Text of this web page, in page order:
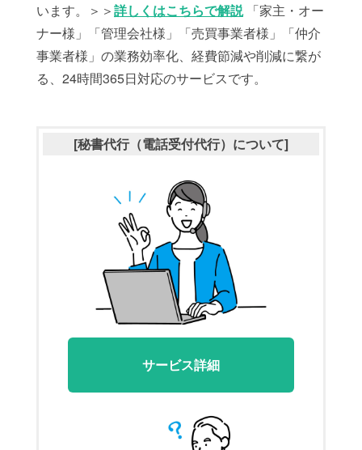
います。＞＞詳しくはこちらで解説「家主・オー
ナー様」「管理会社様」「売買事業者様」「仲介
事業者様」の業務効率化、経費節減や削減に繋が
る、24時間365日対応のサービスです。
[秘書代行（電話受付代行）について]
サービス詳細